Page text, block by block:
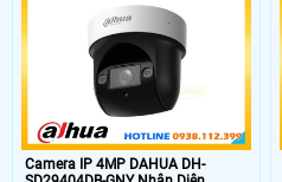
Camera IP 4MP DAHUA DH-